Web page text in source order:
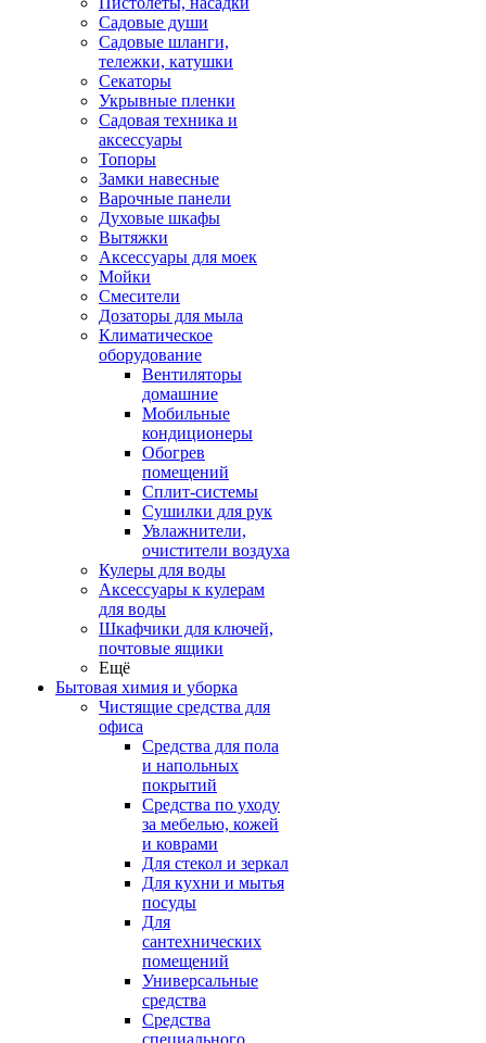
Садовые души
Садовые шланги,
тележки, катушки
Секаторы
Укрывные пленки
Садовая техника и
аксессуары
Топоры
Замки навесные
Варочные панели
Духовые шкафы
Вытяжки
Аксессуары для моек
Мойки
Смесители
Дозаторы для мыла
Климатическое
оборудование
Вентиляторы
домашние
Мобильные
кондиционеры
Обогрев
помещений
Сплит-системы
Сушилки для рук
Увлажнители,
очистители воздуха
Кулеры для воды
Аксессуары к кулерам
для воды
Шкафчики для ключей,
почтовые ящики
Ещё
Бытовая химия и уборка
Чистящие средства для
офиса
Средства для пола
и напольных
покрытий
Средства по уходу
за мебелью, кожей
и коврами
Для стекол и зеркал
Для кухни и мытья
посуды
Для
сантехнических
помещений
Универсальные
средства
Средства
специального